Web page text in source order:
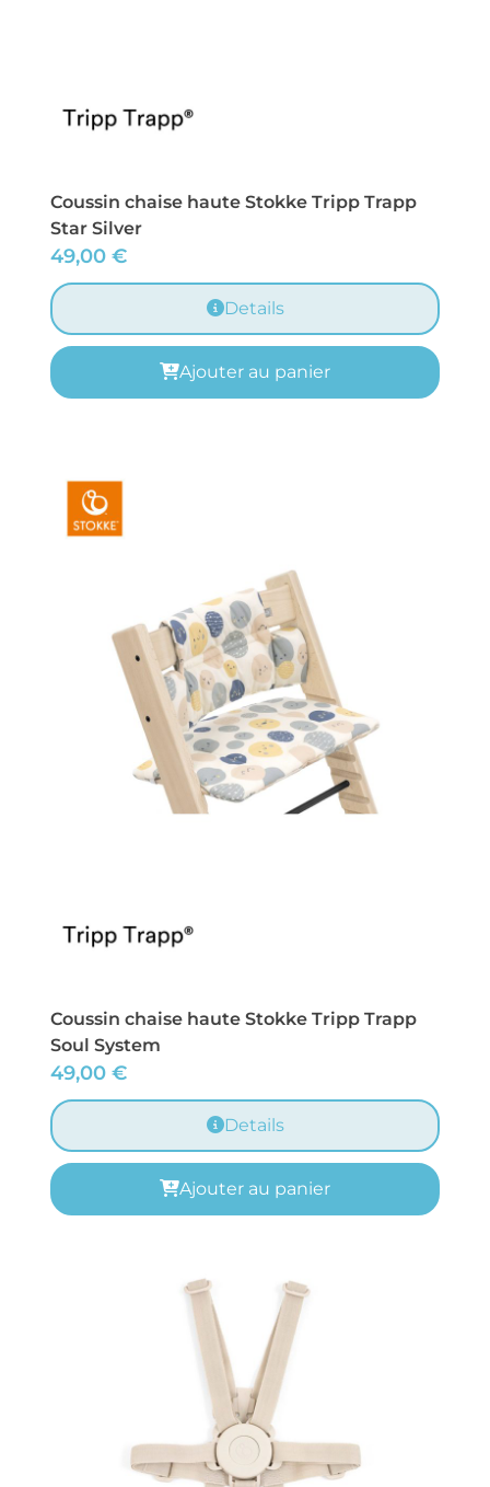
Coussin chaise haute Stokke Tripp Trapp
Star Silver
49,00 €
Details
Ajouter au panier
Coussin chaise haute Stokke Tripp Trapp
Soul System
49,00 €
Details
Ajouter au panier